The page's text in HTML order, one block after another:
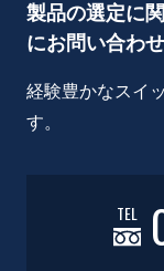
製品の選定に
にお問い合わ
経験豊かなスイ
す。
TEL